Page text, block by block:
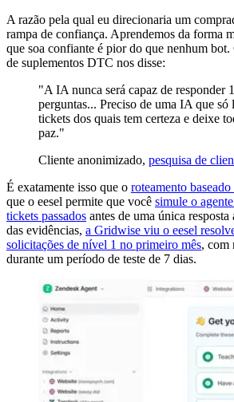
A razão pela qual eu direcionaria um
rampa de confiança. Aprendemos da forma
que soa confiante é pior do que nenhum
de suplementos DTC nos disse:
"A IA nunca será capaz de responder
perguntas... Preciso de uma IA que só
tickets dos quais tem certeza e deixe
paz."
Cliente anonimizado, pesquisa de
É exatamente isso que o roteamento
que o eesel permite que você simule o
tickets passados antes de uma única
das evidências, a Gridwise viu o eesel
solicitações de nível 1 no primeiro mês, com
durante um período de teste de 7 dias.